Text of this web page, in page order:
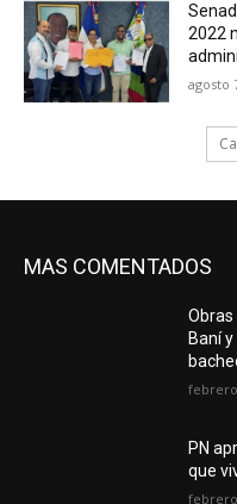
2022
agosto
MAS COMENTADOS
Baní
febrero
PN
que
febrero